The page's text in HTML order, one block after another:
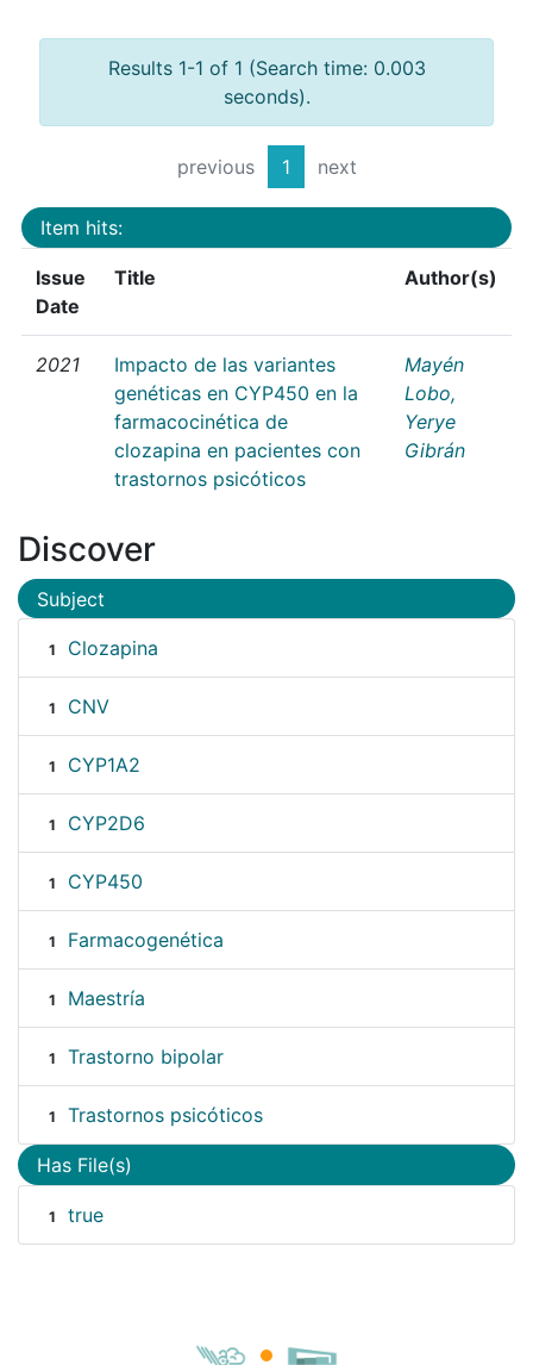
Results 1-1 of 1 (Search time: 0.003
seconds).
previous 1 next
Item hits:
Issue
Date
Title Author(s)
2021
Impacto de las variantes
genéticas en CYP450 en la
farmacocinética de
clozapina en pacientes con
trastornos psicóticos
Mayén
Lobo,
Yerye
Gibrán
Discover
Subject
1 Clozapina
1 CNV
1 CYP1A2
1 CYP2D6
1 CYP450
1 Farmacogenética
1 Maestría
1 Trastorno bipolar
1 Trastornos psicóticos
Has File(s)
1 true